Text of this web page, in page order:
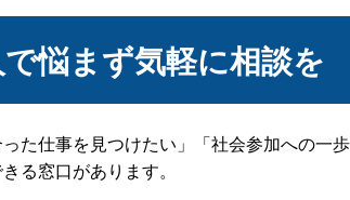
悩まず気軽に相談を
った仕事を見つけたい」「社会参加への
る窓口があります。